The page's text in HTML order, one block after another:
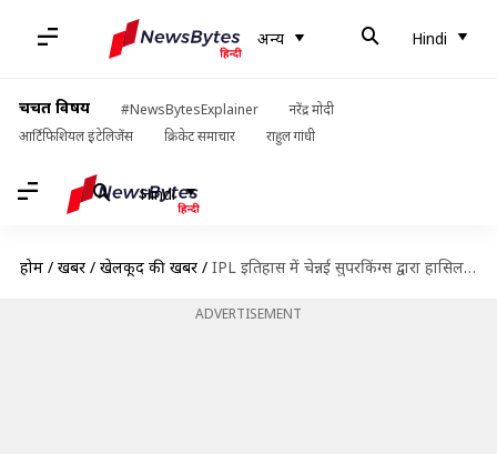
अन्य Hindi
चर्चित विषय #NewsBytesExplainer
नरेंद्र मोदी
आर्टिफिशियल इंटेलिजेंस
क्रिकेट समाचार राहुल गांधी
Hindi
होम / खबरें / खेलकूद की खबरें / IPL इतिहास में चेन्नई सुपरकिंग्स द्वारा हासिल की गई पांच यादगार जीत
ADVERTISEMENT